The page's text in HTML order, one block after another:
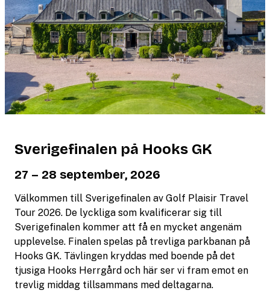
Sverigefinalen på Hooks GK
27 – 28 september, 2026
Välkommen till Sverigefinalen av Golf Plaisir Travel
Tour 2026. De lyckliga som kvalificerar sig till
Sverigefinalen kommer att få en mycket angenäm
upplevelse. Finalen spelas på trevliga parkbanan på
Hooks GK. Tävlingen kryddas med boende på det
tjusiga Hooks Herrgård och här ser vi fram emot en
trevlig middag tillsammans med deltagarna.